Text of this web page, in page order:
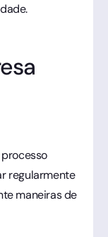
regularmente
maneiras de